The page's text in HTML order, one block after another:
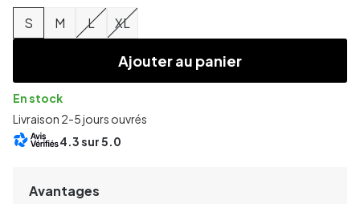
S M L XL
Ajouter au panier
En stock
Livraison 2-5 jours ouvrés
4.3sur 5.0
Avantages